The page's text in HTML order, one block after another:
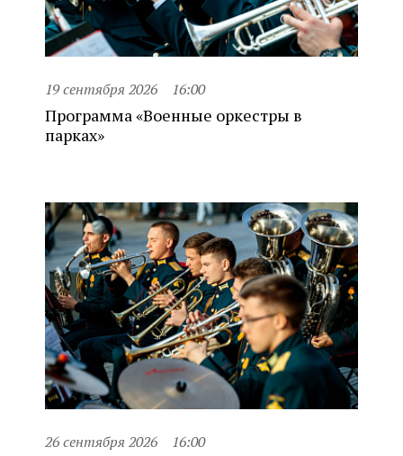
19 сентября 2026 16:00
Программа «Военные оркестры в
парках»
26 сентября 2026 16:00